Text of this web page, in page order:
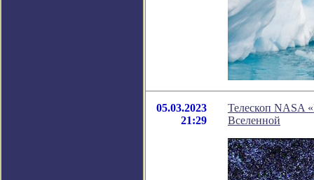
05.03.2023
21:29
Телескоп NASA
Вселенной